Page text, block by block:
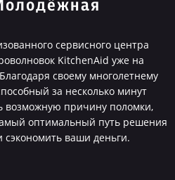
сервисного центра
KitchenAid уже на
своему многолетнему
за несколько минут
возможную причину поломки,
оптимальный путь решения
ваши деньги.